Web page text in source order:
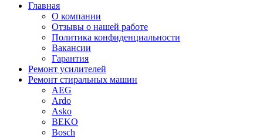
Главная
О компании
Отзывы о нашей работе
Политика конфиденциальности
Вакансии
Гарантия
Ремонт усилителей
Ремонт стиральных машин
AEG
Ardo
Asko
BEKO
Bosch